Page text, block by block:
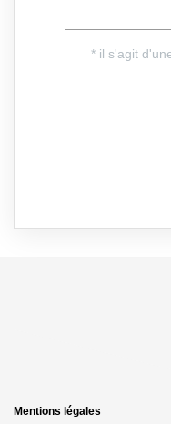
Mentions légales